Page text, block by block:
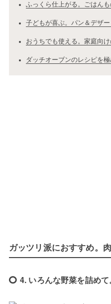
ふっくら仕上がる。ごはん
子どもが喜ぶ。パン＆デザ
おうちでも使える。家庭向
ダッチオーブンのレシピを
ガッツリ派におすすめ。
4. いろんな野菜を詰め